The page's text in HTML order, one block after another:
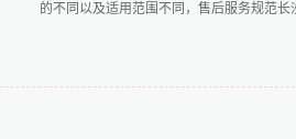
体振动幅度较大，泵电机的轴封处产生漏
的不同以及适用范围不同，售后服务规范